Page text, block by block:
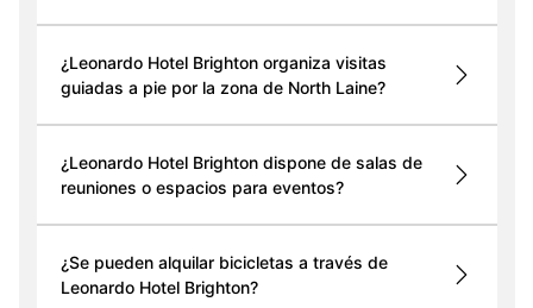
¿Leonardo Hotel Brighton organiza visitas
guiadas a pie por la zona de North Laine?
¿Leonardo Hotel Brighton dispone de salas de
reuniones o espacios para eventos?
¿Se pueden alquilar bicicletas a través de
Leonardo Hotel Brighton?